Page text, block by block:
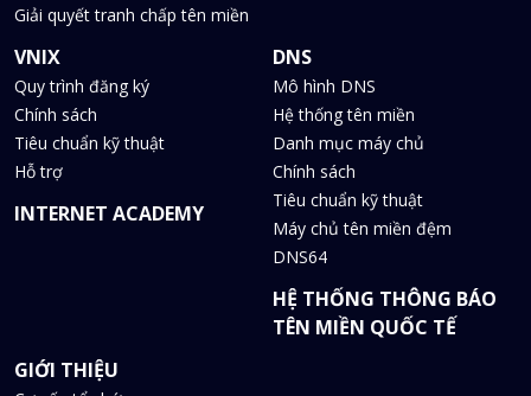
Giải quyết tranh chấp tên miền
VNIX
Quy trình đăng ký
Chính sách
Tiêu chuẩn kỹ thuật
Hỗ trợ
INTERNET ACADEMY
DNS
Mô hình DNS
Hệ thống tên miền
Danh mục máy chủ
Chính sách
Tiêu chuẩn kỹ thuật
Máy chủ tên miền đệm
DNS64
HỆ THỐNG THÔNG BÁO
TÊN MIỀN QUỐC TẾ
GIỚI THIỆU